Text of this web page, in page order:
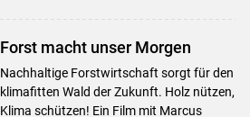
Forst macht unser Morgen
Nachhaltige Forstwirtschaft sorgt für den
klimafitten Wald der Zukunft. Holz nützen,
Klima schützen! Ein Film mit Marcus